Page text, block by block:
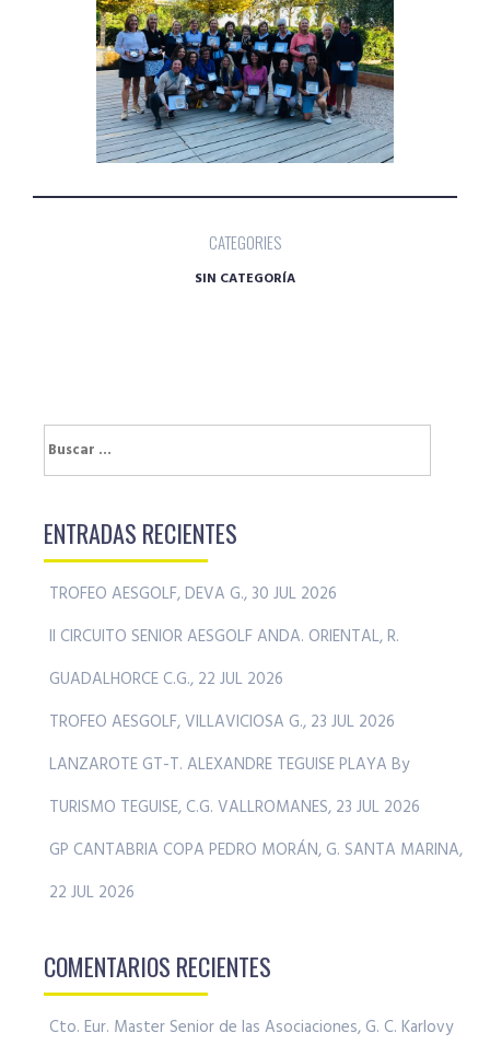
CATEGORIES
SIN CATEGORÍA
Buscar:
ENTRADAS RECIENTES
TROFEO AESGOLF, DEVA G., 30 JUL 2026
II CIRCUITO SENIOR AESGOLF ANDA. ORIENTAL, R.
GUADALHORCE C.G., 22 JUL 2026
TROFEO AESGOLF, VILLAVICIOSA G., 23 JUL 2026
LANZAROTE GT-T. ALEXANDRE TEGUISE PLAYA By
TURISMO TEGUISE, C.G. VALLROMANES, 23 JUL 2026
GP CANTABRIA COPA PEDRO MORÁN, G. SANTA MARINA,
22 JUL 2026
COMENTARIOS RECIENTES
Cto. Eur. Master Senior de las Asociaciones, G. C. Karlovy